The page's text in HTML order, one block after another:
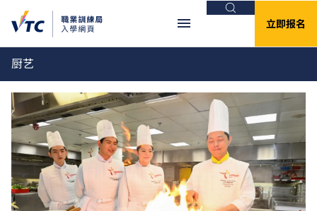
搜索
立即报名
厨艺